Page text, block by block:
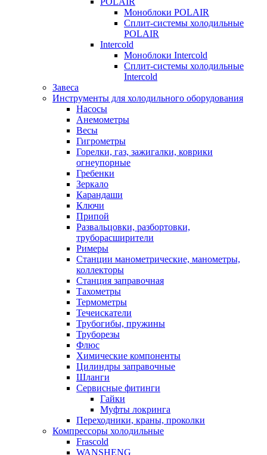
Моноблоки POLAIR
Сплит-системы холодильные
POLAIR
Intercold
Моноблоки Intercold
Сплит-системы холодильные
Intercold
Завеса
Инструменты для холодильного оборудования
Насосы
Анемометры
Весы
Гигрометры
Горелки, газ, зажигалки, коврики
огнеупорные
Гребенки
Зеркало
Карандаши
Ключи
Припой
Развальцовки, разбортовки,
труборасширители
Римеры
Станции манометрические, манометры,
коллекторы
Станция заправочная
Тахометры
Термометры
Течеискатели
Трубогибы, пружины
Труборезы
Флюс
Химические компоненты
Цилиндры заправочные
Шланги
Сервисные фитинги
Гайки
Муфты локринга
Переходники, краны, проколки
Компрессоры холодильные
Frascold
WANSHENG